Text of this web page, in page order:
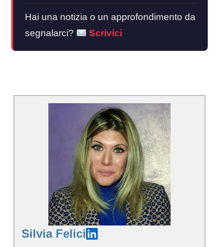
Hai una notizia o un approfondimento da
segnalarci?
Scrivici
Silvia Felici